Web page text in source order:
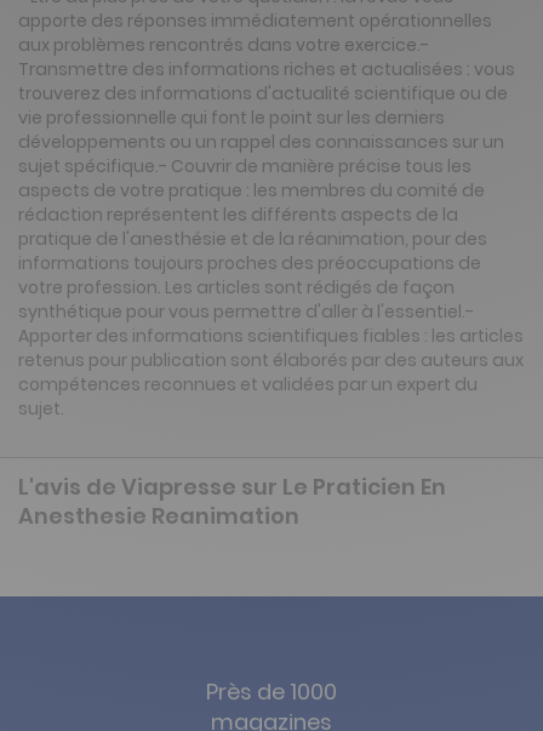
apporte des réponses immédiatement opérationnelles
aux problèmes rencontrés dans votre exercice.-
Transmettre des informations riches et actualisées : vous
trouverez des informations d'actualité scientifique ou de
vie professionnelle qui font le point sur les derniers
développements ou un rappel des connaissances sur un
sujet spécifique.- Couvrir de manière précise tous les
aspects de votre pratique : les membres du comité de
rédaction représentent les différents aspects de la
pratique de l'anesthésie et de la réanimation, pour des
informations toujours proches des préoccupations de
votre profession. Les articles sont rédigés de façon
synthétique pour vous permettre d'aller à l'essentiel.-
Apporter des informations scientifiques fiables : les articles
retenus pour publication sont élaborés par des auteurs aux
compétences reconnues et validées par un expert du
sujet.
L'avis de Viapresse sur Le Praticien En
Anesthesie Reanimation
Près de 1000
magazines